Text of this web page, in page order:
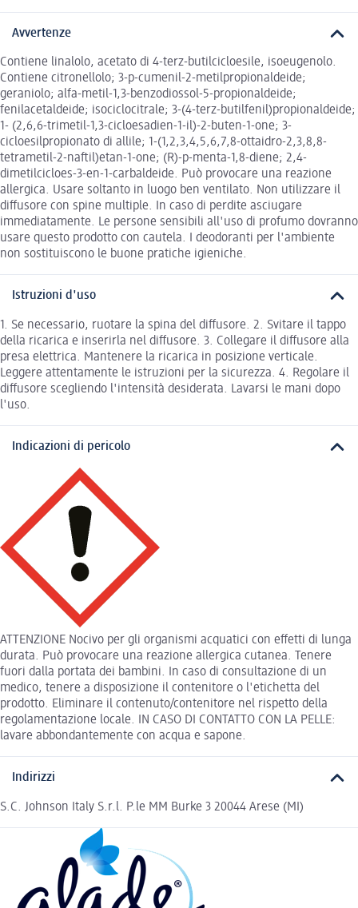
Avvertenze
Contiene linalolo, acetato di 4-terz-butilcicloesile, isoeugenolo.
Contiene citronellolo; 3-p-cumenil-2-metilpropionaldeide;
geraniolo; alfa-metil-1,3-benzodiossol-5-propionaldeide;
fenilacetaldeide; isociclocitrale; 3-(4-terz-butilfenil)propionaldeide;
1- (2,6,6-trimetil-1,3-cicloesadien-1-il)-2-buten-1-one; 3-
cicloesilpropionato di allile; 1-(1,2,3,4,5,6,7,8-ottaidro-2,3,8,8-
tetrametil-2-naftil)etan-1-one; (R)-p-menta-1,8-diene; 2,4-
dimetilcicloes-3-en-1-carbaldeide. Può provocare una reazione
allergica. Usare soltanto in luogo ben ventilato. Non utilizzare il
diffusore con spine multiple. In caso di perdite asciugare
immediatamente. Le persone sensibili all'uso di profumo dovranno
usare questo prodotto con cautela. I deodoranti per l'ambiente
non sostituiscono le buone pratiche igieniche.
Istruzioni d'uso
1. Se necessario, ruotare la spina del diffusore. 2. Svitare il tappo
della ricarica e inserirla nel diffusore. 3. Collegare il diffusore alla
presa elettrica. Mantenere la ricarica in posizione verticale.
Leggere attentamente le istruzioni per la sicurezza. 4. Regolare il
diffusore scegliendo l'intensità desiderata. Lavarsi le mani dopo
l'uso.
Indicazioni di pericolo
ATTENZIONE Nocivo per gli organismi acquatici con effetti di lunga
durata. Può provocare una reazione allergica cutanea. Tenere
fuori dalla portata dei bambini. In caso di consultazione di un
medico, tenere a disposizione il contenitore o l'etichetta del
prodotto. Eliminare il contenuto/contenitore nel rispetto della
regolamentazione locale. IN CASO DI CONTATTO CON LA PELLE:
lavare abbondantemente con acqua e sapone.
Indirizzi
S.C. Johnson Italy S.r.l. P.le MM Burke 3 20044 Arese (MI)